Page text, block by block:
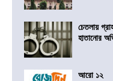
চেতলায়
হাতানোর
আরো ১২